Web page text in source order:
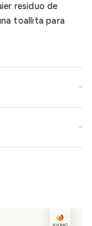
residuo de
toallita para